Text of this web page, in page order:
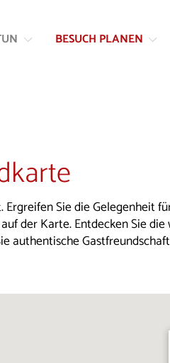
Inhalt
NavigationBESUCH PLANEN
Sie die Gelegenheit
der Karte. Entdecken Sie
authentische